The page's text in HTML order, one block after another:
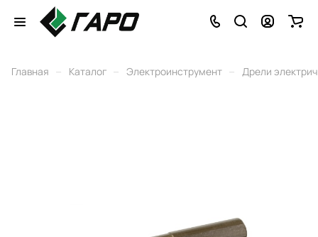
Главная – Каталог – Электроинструмент – Дрели